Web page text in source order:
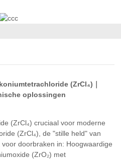
(ZrCl₄)｜
oplossingen
(ZrCl₄) cruciaal voor moderne
(ZrCl₄), de "stille held" van
doorbraken in: ‌Hoogwaardige
(ZrO₂) met